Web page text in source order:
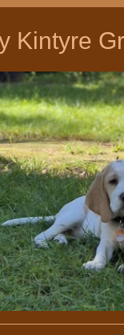
Kintyre